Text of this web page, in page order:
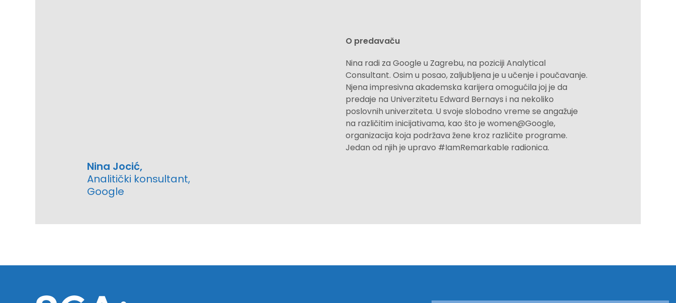
Nina Jocić,
Analitički konsultant,
Google
O predavaču
Nina radi za Google u Zagrebu, na poziciji Analytical
Consultant. Osim u posao, zaljubljena je u učenje i poučavanje.
Njena impresivna akademska karijera omogućila joj je da
predaje na Univerzitetu Edward Bernays i na nekoliko
poslovnih univerziteta. U svoje slobodno vreme se angažuje
na različitim inicijativama, kao što je women@Google,
organizacija koja podržava žene kroz različite programe.
Jedan od njih je upravo #IamRemarkable radionica.